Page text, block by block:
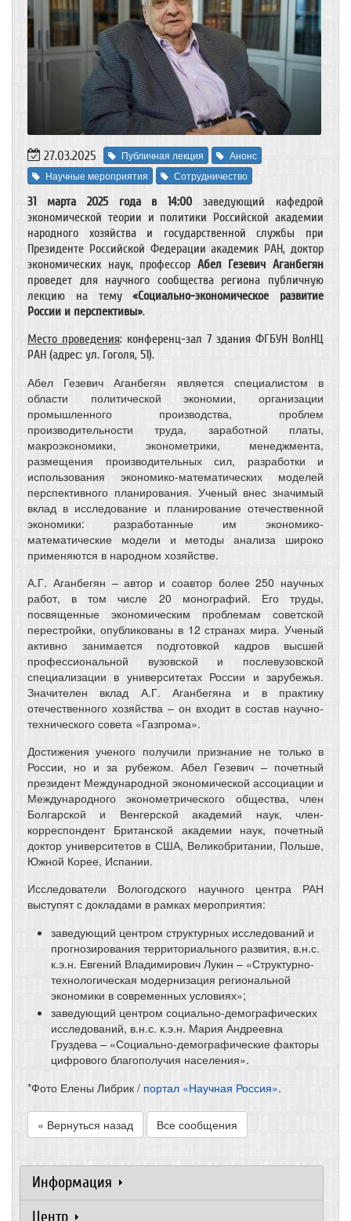
27.03.2025 Публичная лекция
Анонс
Научные мероприятия
Сотрудничество
31 марта 2025 года в 14:00 заведующий кафедрой
экономической теории и политики Российской академии
народного хозяйства и государственной службы при
Президенте Российской Федерации академик РАН, доктор
экономических наук, профессор Абел Гезевич Аганбегян
проведет для научного сообщества региона публичную
лекцию на тему«Социально-экономическое развитие
России и перспективы».
Место проведения: конференц-зал 7 здания ФГБУН ВолНЦ
РАН (адрес: ул. Гоголя, 51).
Абел Гезевич Аганбегян является специалистом в
области политической экономии, организации
промышленного производства, проблем
производительности труда, заработной платы,
макроэкономики, эконометрики, менеджмента,
размещения производительных сил, разработки и
использования экономико-математических моделей
перспективного планирования. Ученый внес значимый
вклад в исследование и планирование отечественной
экономики: разработанные им экономико-
математические модели и методы анализа широко
применяются в народном хозяйстве.
А.Г. Аганбегян – автор и соавтор более 250 научных
работ, в том числе 20 монографий. Его труды,
посвященные экономическим проблемам советской
перестройки, опубликованы в 12 странах мира. Ученый
активно занимается подготовкой кадров высшей
профессиональной вузовской и послевузовской
специализации в университетах России и зарубежья.
Значителен вклад А.Г. Аганбегяна и в практику
отечественного хозяйства – он входит в состав научно-
технического совета «Газпрома».
Достижения ученого получили признание не только в
России, но и за рубежом. Абел Гезевич – почетный
президент Международной экономической ассоциации и
Международного эконометрического общества, член
Болгарской и Венгерской академий наук, член-
корреспондент Британской академии наук, почетный
доктор университетов в США, Великобритании, Польше,
Южной Корее, Испании.
Исследователи Вологодского научного центра РАН
выступят с докладами в рамках мероприятия:
заведующий центром структурных исследований и
прогнозирования территориального развития, в.н.с.
к.э.н. Евгений Владимирович Лукин – «Структурно-
технологическая модернизация региональной
экономики в современных условиях»;
заведующий центром социально-демографических
исследований, в.н.с. к.э.н. Мария Андреевна
Груздева – «Социально-демографические факторы
цифрового благополучия населения».
*Фото Елены Либрик / портал «Научная Россия».
« Вернуться назад Все сообщения
Информация
Центр